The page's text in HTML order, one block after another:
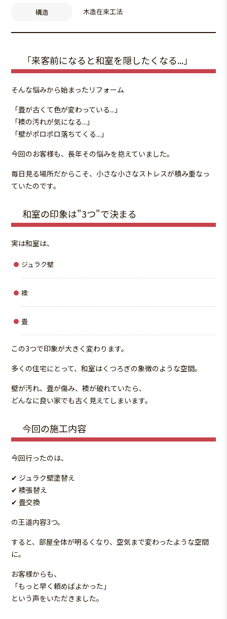
構造 木造在来工法
「来客前になると和室を隠したくなる...」
そんな悩みから始まったリフォーム
「畳が古くて色が変わっている...」
「襖の汚れが気になる...」
「壁がポロポロ落ちてくる...」
今回のお客様も、長年その悩みを抱えていました。
毎日見る場所だからこそ、小さな小さなストレスが積み重なっ
ていたのです。
和室の印象は"3つ"で決まる
実は和室は、
ジュラク壁
襖
畳
この3つで印象が大きく変わります。
多くの住宅にとって、和室はくつろぎの象徴のような空間。
壁が汚れ、畳が傷み、襖が破れていたら、
どんなに良い家でも古く見えてしまいます。
今回の施工内容
今回行ったのは、
✔ ジュラク壁塗替え
✔ 襖張替え
✔ 畳交換
の王道内容3つ。
すると、部屋全体が明るくなり、空気まで変わったような空間
に。
お客様からも、
「もっと早く頼めばよかった」
という声をいただきました。